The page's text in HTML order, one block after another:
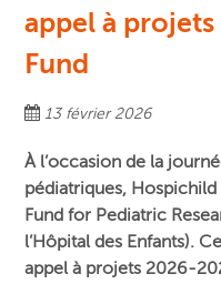
appel à projets
Fund
13 février 2026
À l’occasion de la
pédiatriques, Hospichild
Fund for Pediatric
l’Hôpital des Enfants).
appel à projets 2026-